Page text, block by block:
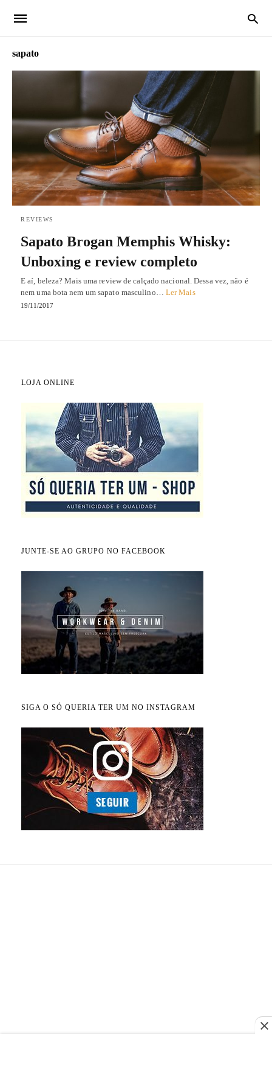
sapato
REVIEWS
Sapato Brogan Memphis Whisky:
Unboxing e review completo
E aí, beleza? Mais uma review de calçado nacional. Dessa vez, não é
nem uma bota nem um sapato masculino… Ler Mais
19/11/2017
LOJA ONLINE
JUNTE-SE AO GRUPO NO FACEBOOK
SIGA O SÓ QUERIA TER UM NO INSTAGRAM